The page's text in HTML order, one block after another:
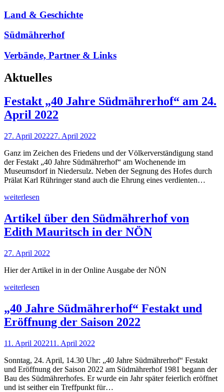
Land & Geschichte
Südmährerhof
Verbände, Partner & Links
Aktuelles
Festakt „40 Jahre Südmährerhof“ am 24.
April 2022
27. April 202227. April 2022
Ganz im Zeichen des Friedens und der Völkerverständigung stand
der Festakt „40 Jahre Südmährerhof“ am Wochenende im
Museumsdorf in Niedersulz. Neben der Segnung des Hofes durch
Prälat Karl Rühringer stand auch die Ehrung eines verdienten…
weiterlesen
Artikel über den Südmährerhof von
Edith Mauritsch in der NÖN
27. April 2022
Hier der Artikel in in der Online Ausgabe der NÖN
weiterlesen
„40 Jahre Südmährerhof“ Festakt und
Eröffnung der Saison 2022
11. April 202211. April 2022
Sonntag, 24. April, 14.30 Uhr: „40 Jahre Südmährerhof“ Festakt
und Eröffnung der Saison 2022 am Südmährerhof 1981 begann der
Bau des Südmährerhofes. Er wurde ein Jahr später feierlich eröffnet
und ist seither ein Treffpunkt für…